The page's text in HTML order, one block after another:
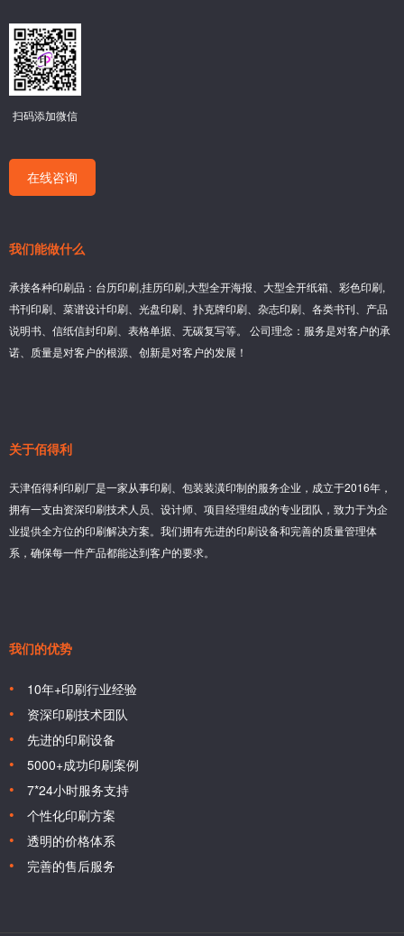
扫码添加微信
在线咨询
我们能做什么
承接各种印刷品：台历印刷,挂历印刷,大型全开海报、大型全开纸箱、彩色印刷,
书刊印刷、菜谱设计印刷、光盘印刷、扑克牌印刷、杂志印刷、各类书刊、产品
说明书、信纸信封印刷、表格单据、无碳复写等。 公司理念：服务是对客户的承
诺、质量是对客户的根源、创新是对客户的发展！
关于佰得利
天津佰得利印刷厂是一家从事印刷、包装装潢印制的服务企业，成立于2016年，
拥有一支由资深印刷技术人员、设计师、项目经理组成的专业团队，致力于为企
业提供全方位的印刷解决方案。我们拥有先进的印刷设备和完善的质量管理体
系，确保每一件产品都能达到客户的要求。
我们的优势
10年+印刷行业经验
资深印刷技术团队
先进的印刷设备
5000+成功印刷案例
7*24小时服务支持
个性化印刷方案
透明的价格体系
完善的售后服务